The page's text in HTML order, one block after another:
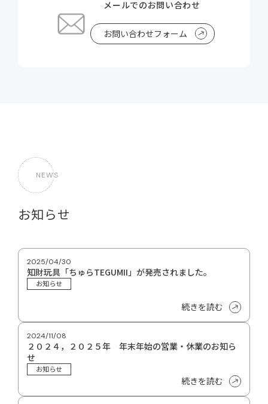
メールでのお問い合わせ
お問い合わせフォーム
NEWS
お知らせ
2025/04/30
知財玩具「ちゅらTEGUMII」が発売されました。
お知らせ
続きを読む
2024/11/08
２０２４，２０２５年 年末年始の営業・休業のお知ら
せ
お知らせ
続きを読む